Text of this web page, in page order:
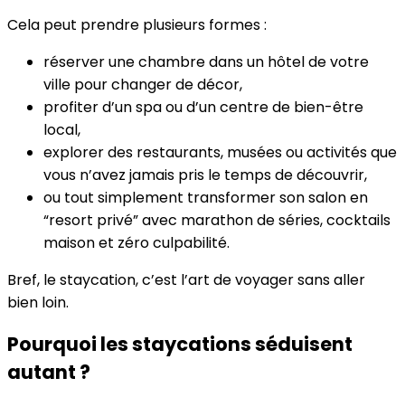
Cela peut prendre plusieurs formes :
réserver une chambre dans un hôtel de votre
ville pour changer de décor,
profiter d’un spa ou d’un centre de bien-être
local,
explorer des restaurants, musées ou activités que
vous n’avez jamais pris le temps de découvrir,
ou tout simplement transformer son salon en
“resort privé” avec marathon de séries, cocktails
maison et zéro culpabilité.
Bref, le staycation, c’est l’art de voyager sans aller
bien loin.
Pourquoi les staycations séduisent
autant ?